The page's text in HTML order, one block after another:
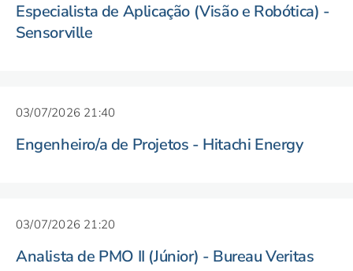
Especialista de Aplicação (Visão e Robótica) -
Sensorville
03/07/2026 21:40
Engenheiro/a de Projetos - Hitachi Energy
03/07/2026 21:20
Analista de PMO II (Júnior) - Bureau Veritas